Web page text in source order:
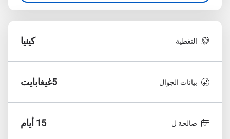
التغطية كينيا
بيانات الجوال 5غيغابايت
صالحة ل 15 أيام